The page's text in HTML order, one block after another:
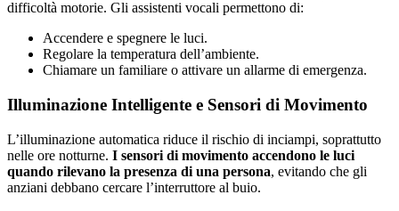
difficoltà motorie. Gli assistenti vocali permettono di:
Accendere e spegnere le luci.
Regolare la temperatura dell’ambiente.
Chiamare un familiare o attivare un allarme di emergenza.
Illuminazione Intelligente e Sensori di Movimento
L’illuminazione automatica riduce il rischio di inciampi, soprattutto
nelle ore notturne. I sensori di movimento accendono le luci
quando rilevano la presenza di una persona, evitando che gli
anziani debbano cercare l’interruttore al buio.